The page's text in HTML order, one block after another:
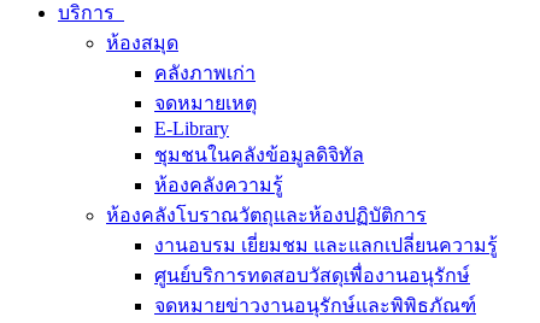
บริการ
ห้องสมุด
คลังภาพเก่า
จดหมายเหตุ
E-Library
ชุมชนในคลังข้อมูลดิจิทัล
ห้องคลังความรู้
ห้องคลังโบราณวัตถุและห้องปฏิบัติการ
งานอบรม เยี่ยมชม และแลกเปลี่ยนความรู้
ศูนย์บริการทดสอบวัสดุเพื่องานอนุรักษ์
จดหมายข่าวงานอนุรักษ์และพิพิธภัณฑ์